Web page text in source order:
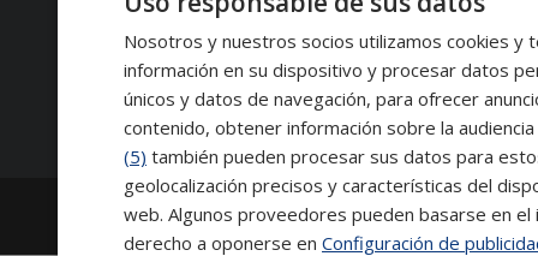
Contacto:
Síguenos:
2026
Escuela de Posgrado de Salamanca
Información legal
Tablón de anuncios
Nosotros y nuestros socios utilizamos cookies y
información en su dispositivo y procesar datos
únicos y datos de navegación, para ofrecer
contenido, obtener información sobre la
(5) también pueden procesar sus datos para
geolocalización precisos y características del
web. Algunos proveedores pueden basarse en
derecho a oponerse en Configuración de